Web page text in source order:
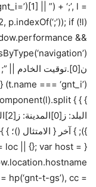
|| ”) + ‘;’, l =
&&
البلد: ز[0]المدينة: ز[2]الرمز البريدي: ز[3]، الدولة: ز[1]
loc || {}; var host =
hp(‘gnt-t-gs’), cc =